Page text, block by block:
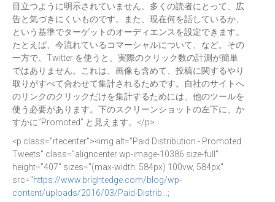
目立つように明示されていません。多くの読者にとって、広
告と気づきにくいものです。また、現在何を話しているか、
という基準でターゲットのオーディエンスを設定できます。
たとえば、今流れているコマーシャルについて、など。その
一方で、Twitter を使うと、実際のクリック数の計測が簡単
ではありません。これは、画像も含めて、投稿に関するやり
取りがすべて合わせて集計されるためです。自社のサイトへ
のリンクのクリックだけを集計するためには、他のツールを
使う必要があります。下のスクリーンショットの左下に、か
すかに”Promoted” と見えます。</p>
<p class="rtecenter"><img alt="Paid Distribution - Promoted
Tweets" class="aligncenter wp-image-10386 size-full"
height="407" sizes="(max-width: 584px) 100vw, 584px"
src="https://www.brightedge.com/blog/wp-
content/uploads/2016/03/Paid-Distrib… ;